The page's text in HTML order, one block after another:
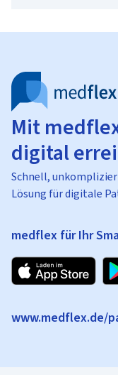
Mit
digital
Schnell,
Lösung für digitale
medflex für Ihr
www.medflex.de/